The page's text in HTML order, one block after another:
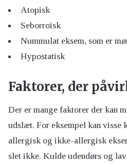
Atopisk
Seborroisk
Nummulat eksem, som er
Hypostatisk
Faktorer, der
Der er mange faktorer der kan
udslæt. For eksempel kan visse
allergisk og ikke-allergisk
slet ikke. Kulde udendørs og